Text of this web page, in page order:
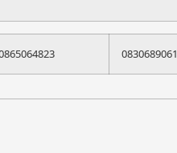
0830689061